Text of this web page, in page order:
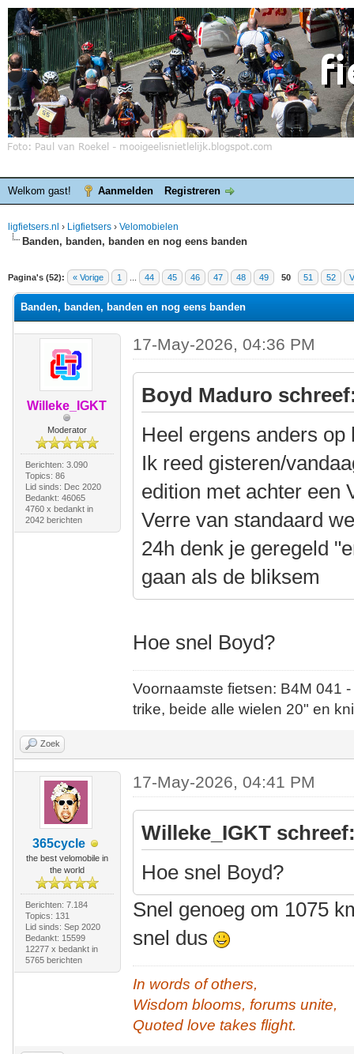
Welkom gast! Aanmelden Registreren
ligfietsers.nl › Ligfietsers › Velomobielen
Banden, banden, banden en nog eens banden
Pagina's (52): « Vorige 1 44 45 46 47 48 49 50 51 52
waardering is 3
Banden, banden, banden en nog eens banden
Willeke_IGKT
Moderator
Berichten: 3.090
Topics: 86
Lid sinds: Dec 2020
Bedankt: 46065
4760 x bedankt in
2042 berichten
17-May-2026, 04:36 PM
Boyd Maduro
Heel ergens anders op
Ik reed gisteren/
edition met achter een
Verre van standaard
24h denk je geregeld
gaan als de bliksem
Hoe snel Boyd?
Voornaamste fietsen: B4M
trike, beide alle wielen 20" en
Zoek
365cycle
the best velomobile in
the world
Berichten: 7.184
Topics: 131
Lid sinds: Sep 2020
Bedankt: 15599
12277 x bedankt in
5765 berichten
17-May-2026, 04:41 PM
Willeke_IGKT
Hoe snel Boyd?
Snel genoeg om 1075
snel dus
In words of others,
Wisdom blooms, forums unite,
Quoted love takes flight.